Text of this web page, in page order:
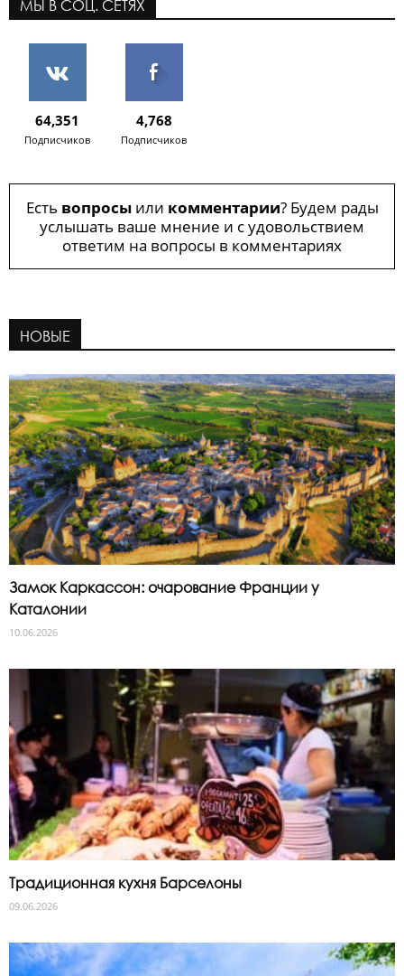
МЫ В СОЦ. СЕТЯХ
64,351
Подписчиков
4,768
Подписчиков
Есть вопросыили комментарии? Будем рады
услышать ваше мнение и с удовольствием
ответим на вопросы в комментариях
НОВЫЕ
Замок Каркассон: очарование Франции у
Каталонии
10.06.2026
Традиционная кухня Барселоны
09.06.2026